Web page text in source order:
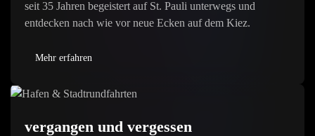
seit 35 Jahren begeistert auf St. Pauli unterwegs und
entdecken nach wie vor neue Ecken auf dem Kiez.
Mehr erfahren
vergangen und vergessen